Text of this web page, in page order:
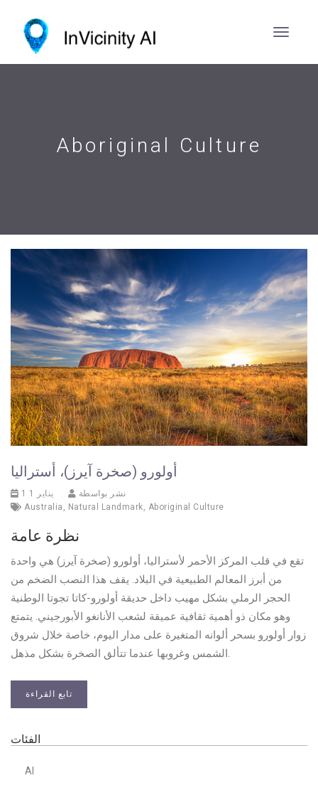
Aboriginal Culture
أولورو (صخرة آيرز)، أستراليا
1 يناير 1
نشر بواسطة
Australia , Natural Landmark, Aboriginal Culture
نظرة عامة
تقع في قلب المركز الأحمر لأستراليا، أولورو (صخرة آيرز) هي واحدة
من أبرز المعالم الطبيعية في البلاد. يقف هذا النصب الضخم من
الحجر الرملي بشكل مهيب داخل حديقة أولورو-كاتا تجوتا الوطنية
وهو مكان ذو أهمية ثقافية عميقة لشعب الأنانغو الأبورجيني. يتمتع
زوار أولورو بسحر ألوانه المتغيرة على مدار اليوم، خاصة خلال شروق
الشمس وغروبها عندما تتألق الصخرة بشكل مذهل.
تابع القراءة
الفئات
AI